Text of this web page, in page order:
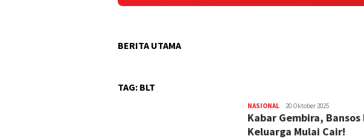
BERITA UTAMA
TAG: BLT
NASIONAL Redaktur
DetikManado
20 Oktober 2025
Kabar Gembira,
Keluarga Mulai Cair!